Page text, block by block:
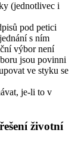
(jednotlivec i
pod petici
s ním
výbor není
jsou povinni
ve styku se
je-li to v
životní